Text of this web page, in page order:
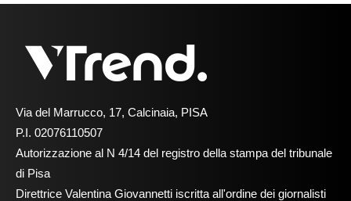
Via del Marrucco, 17, Calcinaia, PISA
P.I. 02076110507
Autorizzazione al N 4/14 del registro della stampa del tribunale
di Pisa
Direttrice Valentina Giovannetti iscritta all'ordine dei giornalisti